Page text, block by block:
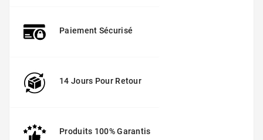
Paiement Sécurisé
14 Jours Pour Retour
Produits 100% Garantis